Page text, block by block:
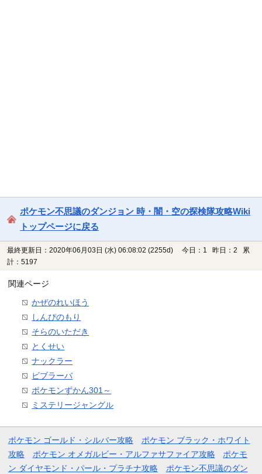
ポケモン不思議のダンジョン 時・闇・空の探検隊攻略Wiki
トップページに戻る
最終更新日：2020年06月03日 (水) 06:08:02 (2255d)
今日：1 昨日：2 累
計：5197
関連ページ
かぜのれいほう
しんぴのもり
そらのいただき
とくせい
ナックラー
ビブラーバ
ポケモンずかん301～
ミステリージャングル
ポケモン ゴールド・シルバー攻略
ポケモン ブラック・ホワイト
攻略
ポケモン オメガルビー・アルファサファイア攻略
ポケモ
ン ダイヤモンド・パール・プラチナ攻略
ポケモン不思議のダン